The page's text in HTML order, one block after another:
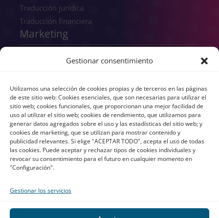
Gestionar consentimiento
Utilizamos una selección de cookies propias y de terceros en las páginas
de este sitio web: Cookies esenciales, que son necesarias para utilizar el
sitio web; cookies funcionales, que proporcionan una mejor facilidad de
uso al utilizar el sitio web; cookies de rendimiento, que utilizamos para
generar datos agregados sobre el uso y las estadísticas del sitio web; y
cookies de marketing, que se utilizan para mostrar contenido y
publicidad relevantes. Si elige "ACEPTAR TODO", acepta el uso de todas
las cookies. Puede aceptar y rechazar tipos de cookies individuales y
revocar su consentimiento para el futuro en cualquier momento en
"Configuración".
Gestionar los servicios
Traducción jurídica
Traducción financiera
Marketing
Consultoría digital
Copywriting
Transcreación
UX/UI
Branding
Aviso Legal